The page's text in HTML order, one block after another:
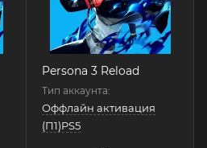
Persona 3 Reload
Тип аккаунта:
Оффлайн активация
(П1)PS5